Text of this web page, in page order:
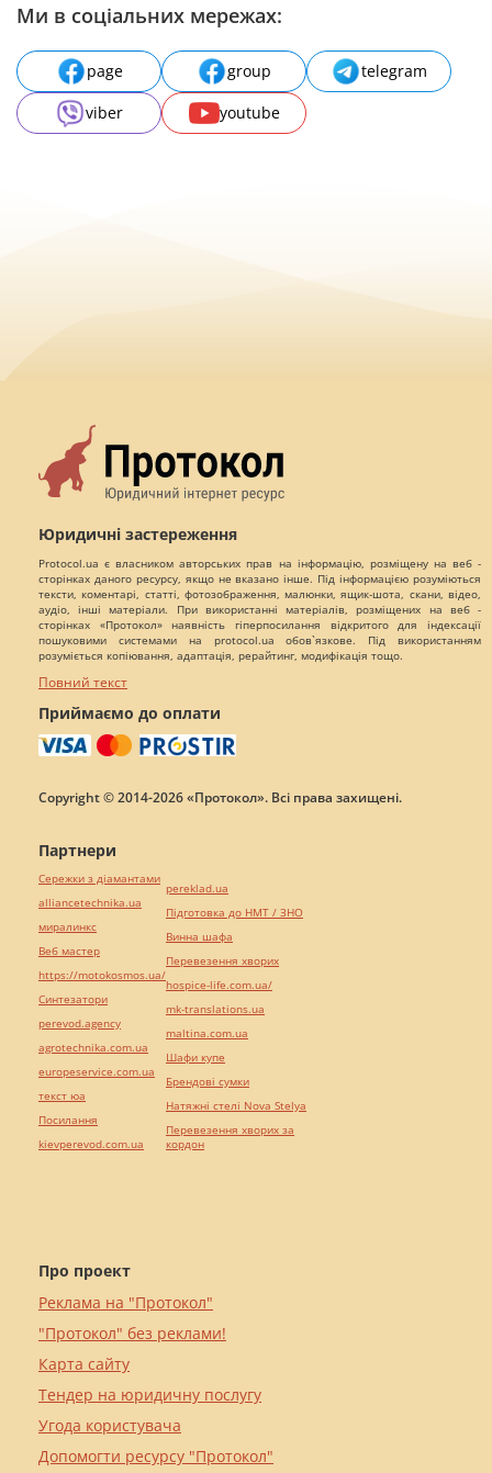
Ми в соціальних мережах:
page group
telegram
viber
youtube
Юридичні застереження
Protocol.ua є власником авторських прав на інформацію, розміщену на веб -
сторінках даного ресурсу, якщо не вказано інше. Під інформацією розуміються
тексти, коментарі, статті, фотозображення, малюнки, ящик-шота, скани, відео,
аудіо, інші матеріали. При використанні матеріалів, розміщених на веб -
сторінках «Протокол» наявність гіперпосилання відкритого для індексації
пошуковими системами на protocol.ua обов`язкове. Під використанням
розуміється копіювання, адаптація, рерайтинг, модифікація тощо.
Повний текст
Приймаємо до оплати
Copyright © 2014-2026 «Протокол». Всі права захищені.
Про проект
Реклама на "Протокол"
"Протокол" без реклами!
Карта сайту
Тендер на юридичну послугу
Угода користувача
Допомогти ресурсу "Протокол"
Партнери
Сережки з діамантами
alliancetechnika.ua
миралинкс
Веб мастер
https://motokosmos.ua/
Синтезатори
perevod.agency
agrotechnika.com.ua
europeservice.com.ua
текст юа
Посилання
kievperevod.com.ua
pereklad.ua
Підготовка до НМТ / ЗНО
Винна шафа
Перевезення хворих
hospice-life.com.ua/
mk-translations.ua
maltina.com.ua
Шафи купе
Брендові сумки
Натяжні стелі Nova Stelya
Перевезення хворих за
кордон